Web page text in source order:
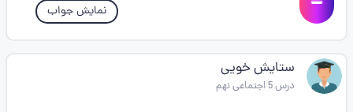
نمایش جواب
ستایش خویی
درس 5 اجتماعی نهم